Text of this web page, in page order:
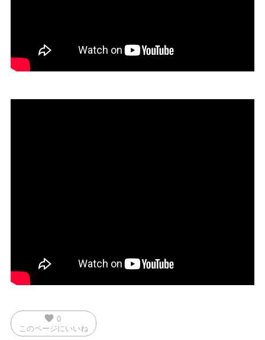
favorite 0
このページにいいね